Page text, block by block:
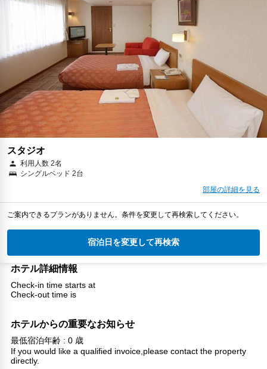
スタジオ
利用人数 2名
シングルベッド 2台
部屋の詳細を見る
ご案内できるプランがありません。条件を変更して再検索してください。
宿泊日を変更して再検索
ホテル詳細情報
Check-in time starts at
Check-out time is
ホテルからの重要なお知らせ
最低宿泊年齢 : 0 歳
If you would like a qualified invoice,please contact the property
directly.